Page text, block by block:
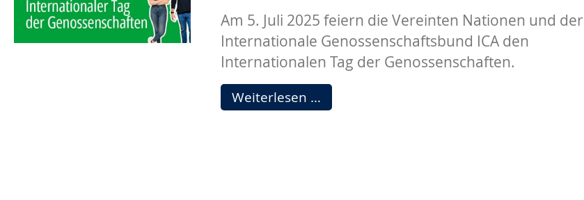
Am 5. Juli 2025 feiern die Vereinten Nationen und der
Internationale Genossenschaftsbund ICA den
Internationalen Tag der Genossenschaften.
Weiterlesen … „Das
bezahlbare